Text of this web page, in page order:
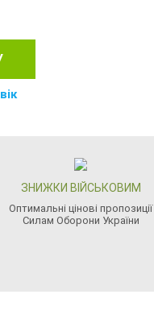
ЗНИЖКИ ВІЙСЬКОВИМ
Оптимальні цінові пропозиції
Силам Оборони України